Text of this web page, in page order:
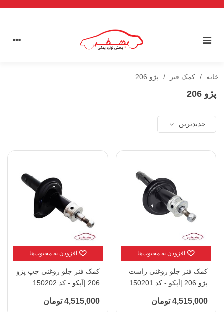
خانه / کمک فنر / پژو 206
پژو 206
جدیدترین
افزودن به محبوب‌ها
کمک فنر جلو روغنی راست
پژو 206 |آپکو - کد 150201
4,515,000 تومان
افزودن به محبوب‌ها
کمک فنر جلو روغنی چپ پژو
206 |آپکو - کد 150202
4,515,000 تومان